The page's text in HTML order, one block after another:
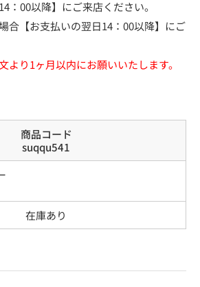
：00以降】にご来店ください。
合【お支払いの翌日14：00以降】にご
り1ヶ月以内にお願いいたします。
商品コード
suqqu541
在庫あり